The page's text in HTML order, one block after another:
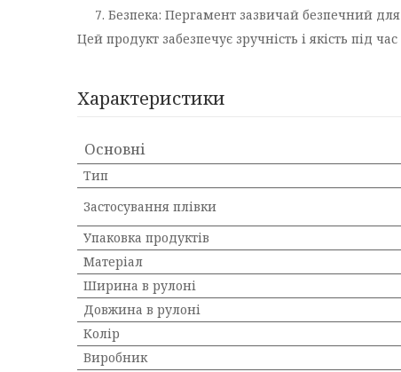
Безпека: Пергамент зазвичай безпечний
Цей продукт забезпечує зручність і якість під
Характеристики
Основні
Тип
Застосування плівки
Упаковка продуктів
Матеріал
Ширина в рулоні
Довжина в рулоні
Колір
Виробник